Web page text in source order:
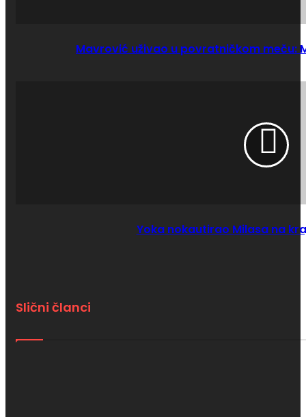
Mavrović uživao u povratničkom meču:
Yoka nokautirao Milasa na
Slični članci